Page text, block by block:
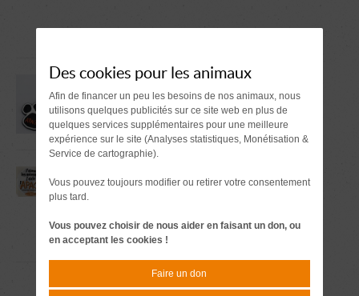
Porte-clés 2,00 €
+ 0,5€ si envoi par courrier
Autocollants 1,50 €
+ 0,5€ si envoyé par courrier
Des cookies pour les animaux
Afin de financer un peu les besoins de nos animaux, nous
utilisons quelques publicités sur ce site web en plus de
quelques services supplémentaires pour une meilleure
expérience sur le site (Analyses statistiques, Monétisation &
Service de cartographie).
Vous pouvez toujours modifier ou retirer votre consentement
plus tard.
Vous pouvez choisir de nous aider en faisant un don, ou
en acceptant les cookies !
Faire un don